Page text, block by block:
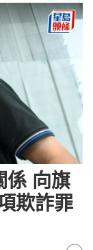
係 向旗
欺詐罪